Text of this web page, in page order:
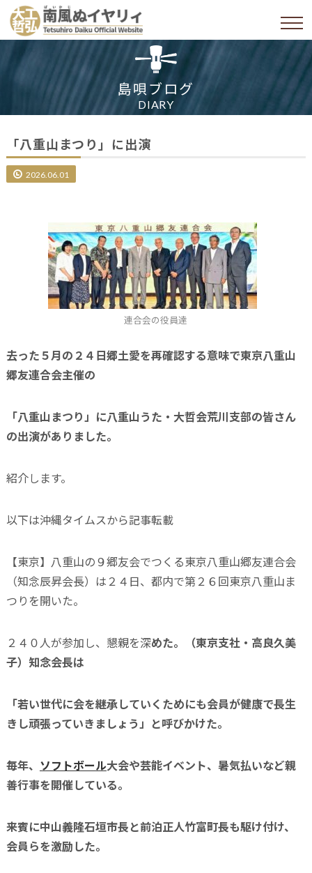
島唄ブログ
DIARY
「八重山まつり」に出演
2026.06.01
連合会の役員達
去った５月の２４日郷土愛を再確認する意味で東京八重山
郷友連合会主催の
「八重山まつり」に八重山うた・大哲会荒川支部の皆さん
の出演がありました。
紹介します。
以下は沖縄タイムスから記事転載
【東京】八重山の９郷友会でつくる東京八重山郷友連合会
（知念辰昇会長）は２４日、都内で第２６回東京八重山ま
つりを開いた。
２４０人が参加し、懇親を深めた。（東京支社・高良久美
子） 知念会長は
「若い世代に会を継承していくためにも会員が健康で長生
きし頑張っていきましょう」と呼びかけた。
毎年、 ソフトボール大会や芸能イベント、暑気払いなど親
善行事を開催している。
来賓に中山義隆石垣市長と前泊正人竹富町長も駆け付け、
会員らを激励した。